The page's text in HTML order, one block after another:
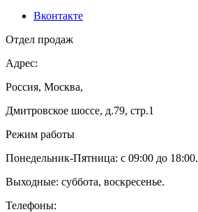
Вконтакте
Отдел продаж
Адрес:
Россия, Москва,
Дмитровское шоссе, д.79, стр.1
Режим работы
Понедельник-Пятница: с 09:00 до 18:00.
Выходные: суббота, воскресенье.
Телефоны: